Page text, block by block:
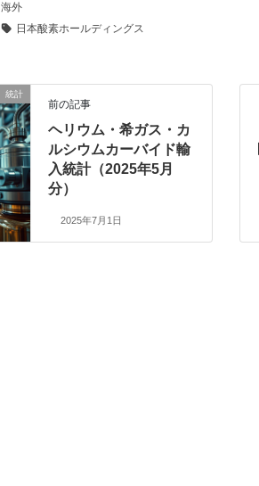
海外
日本酸素ホールディングス
統計
前の記事
ヘリウム・希ガス・カ
ルシウムカーバイド輸
入統計（2025年5月
分）
2025年7月1日